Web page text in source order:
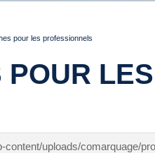
pour les professionnels
uploads/comarquage/